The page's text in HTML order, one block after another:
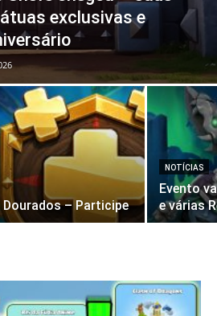
exclusivas e
– Participe
NOTÍCIAS
Evento
e várias